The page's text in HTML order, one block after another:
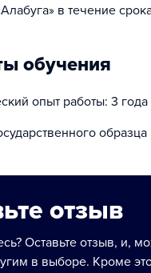
в течение
обучения
опыт работы: 3 года
образца
отзыв
Оставьте отзыв, и,
в выборе. Кроме